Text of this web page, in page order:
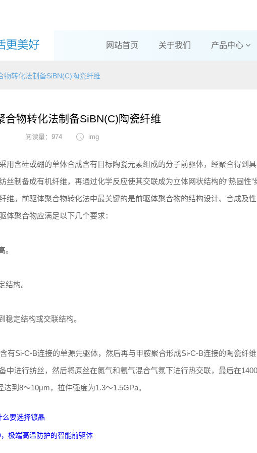
网站首页 关于我们 产品中心
物转化法制备SiBN(C)陶瓷纤维
合物转化法制备SiBN(C)陶瓷纤维
阅读量：974 img
用含硅或硼的单体合成含有目标陶瓷元素组成的分子前驱体，经聚合得到
制备成有机纤维，再通过化学反应使其交联成为立体网状结构的“热固性”
维。前驱体聚合物转化法中最关键的是前驱体聚合物的结构设计、合成及
体聚合物应满足以下几个要求：
。
结构。
定结构或交联结构。
有Si-C-B连接的单源先驱体，然后再与甲胺聚合形成Si-C-B连接的陶瓷纤
中进行纺丝，然后将原丝在氮气和氨气混合气氛下进行热交联，最后在
到8～10μm，拉伸强度为1.3～1.5GPa。
要选择镀晶
极端高温防护的智能前驱体